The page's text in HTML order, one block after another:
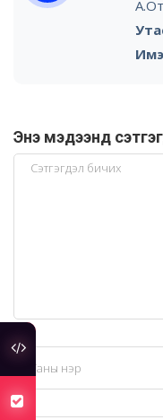
Энэ мэдээнд
туслах холбоос